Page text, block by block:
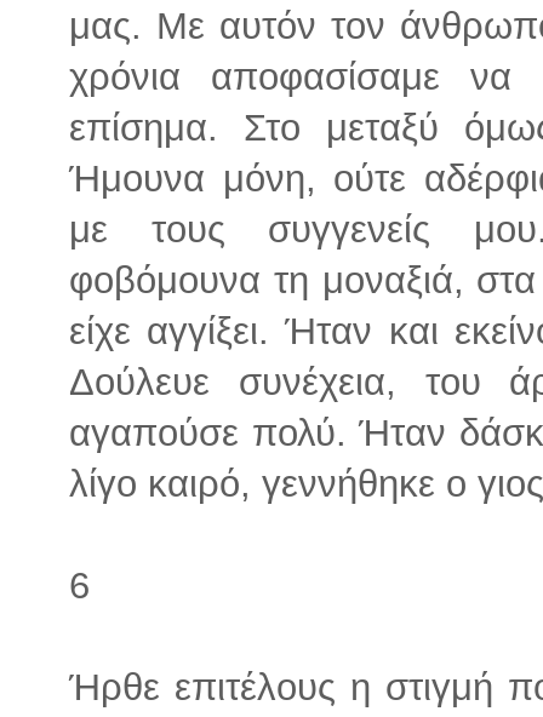
μας. Με αυτόν τον
χρόνια αποφασίσαμε
επίσημα. Στο μεταξύ
Ήμουνα μόνη, ούτε αδέρφια
με τους συγγενείς
φοβόμουνα τη μοναξιά,
είχε αγγίξει. Ήταν και
Δούλευε συνέχεια, του
αγαπούσε πολύ. Ήταν
λίγο καιρό, γεννήθηκε ο
6
Ήρθε επιτέλους η στιγμή